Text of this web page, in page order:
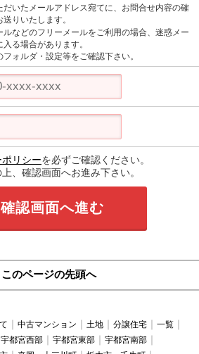
いたメールアドレス宛てに、お問合せ内容の確
りいたします。
などのフリーメールをご利用の場合、迷惑メー
入る場合があります。
ォルダ・設定等をご確認下さい。
リシーを必ずご確認ください。
、確認画面へお進み下さい。
確認画面へ進む
このページの先頭へ
中古マンション 土地 分譲住宅
一覧
宇都宮西部 宇都宮東部
宇都宮南部